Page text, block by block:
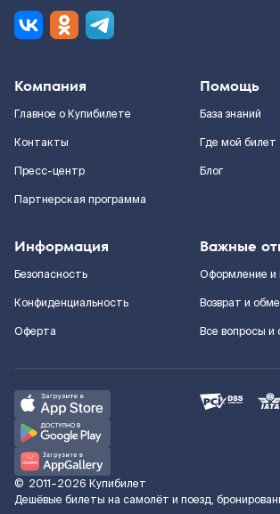
Компания
Главное о Купибилете
Контакты
Пресс-центр
Партнерская программа
Помощь
База знаний
Где мой билет
Блог
Информация
Безопасность
Конфиденциальность
Оферта
Важные
Оформление и
Возврат и
Все вопросы и
© 2011–2026 Купибилет
Дешёвые билеты на самолёт и поезд,